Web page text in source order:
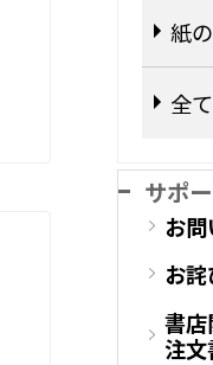
紙
全て
サポ
お
お
書店
注文